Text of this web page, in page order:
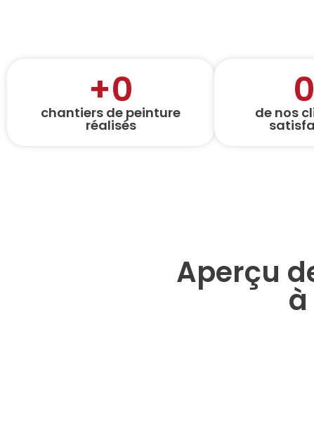
+0
chantiers de peinture
réalisés
0
de nos
Aperçu